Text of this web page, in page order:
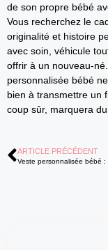
de son propre bébé
Vous recherchez le
originalité et histoire
avec soin, véhicule
offrir à un nouveau-
personnalisée bébé
bien à transmettre un
coup sûr, marquera
ARTICLE PRÉCÉDENT